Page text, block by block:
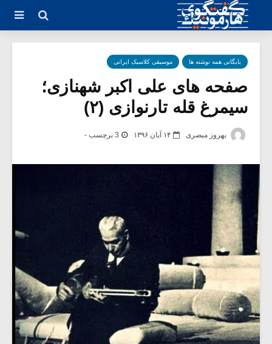
بایگانی همه نوشته ها موسیقی کلاسیک ایرانی
صفحه های علی اکبر شهنازی؛
سیمرغ قله تارنوازی (۲)
بهروز مبصری ۱۴ آبان ۱۳۹۶ 3 برچسب -